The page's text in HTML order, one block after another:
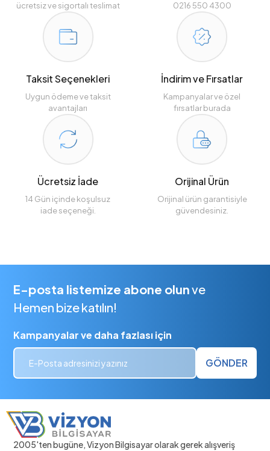
ücretsiz ve sigortalı teslimat
0216 550 4300
Taksit Seçenekleri
Uygun ödeme ve taksit
avantajları
İndirim ve Fırsatlar
Kampanyalar ve özel
fırsatlar burada
Ücretsiz İade
14 Gün içinde koşulsuz
iade seçeneği.
Orijinal Ürün
Orijinal ürün garantisiyle
güvendesiniz.
E-posta listemize abone olunve
Hemen bize katılın!
Kampanyalar ve daha fazlası için
GÖNDER
2005'ten bugüne, Vizyon Bilgisayar olarak gerek alışveriş